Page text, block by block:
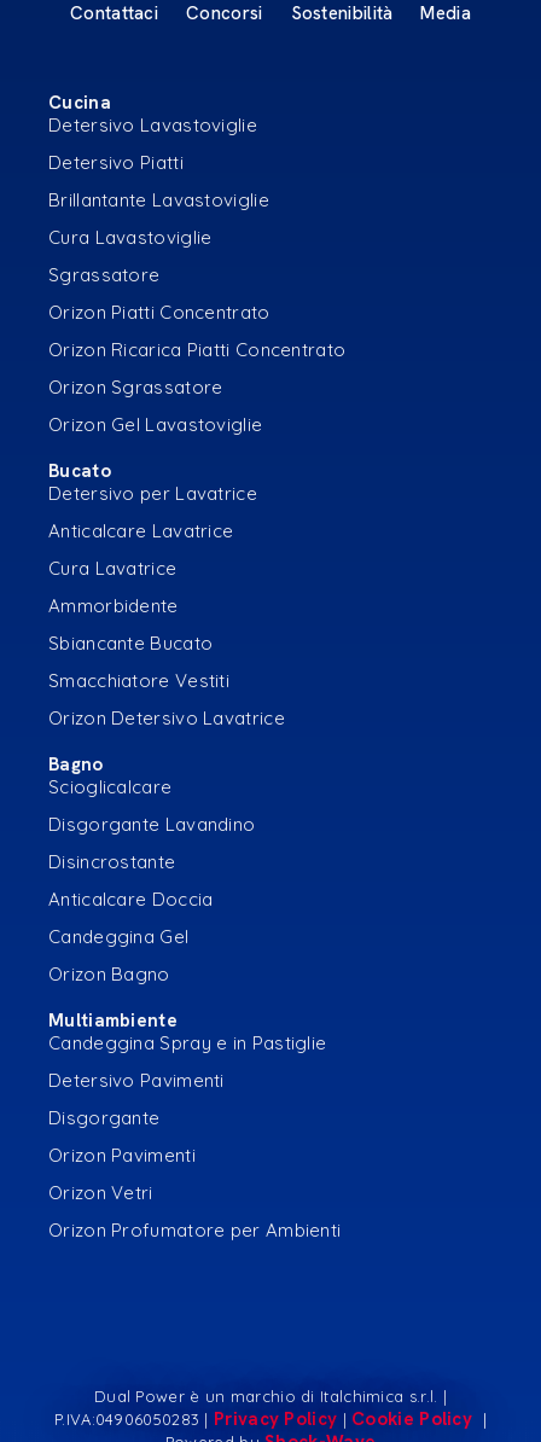
Contattaci Concorsi Sostenibilità Media
Cucina
Detersivo Lavastoviglie
Detersivo Piatti
Brillantante Lavastoviglie
Cura Lavastoviglie
Sgrassatore
Orizon Piatti Concentrato
Orizon Ricarica Piatti Concentrato
Orizon Sgrassatore
Orizon Gel Lavastoviglie
Bucato
Detersivo per Lavatrice
Anticalcare Lavatrice
Cura Lavatrice
Ammorbidente
Sbiancante Bucato
Smacchiatore Vestiti
Orizon Detersivo Lavatrice
Bagno
Scioglicalcare
Disgorgante Lavandino
Disincrostante
Anticalcare Doccia
Candeggina Gel
Orizon Bagno
Multiambiente
Candeggina Spray e in Pastiglie
Detersivo Pavimenti
Disgorgante
Orizon Pavimenti
Orizon Vetri
Orizon Profumatore per Ambienti
Dual Power è un marchio di Italchimica s.r.l. |
P.IVA:04906050283 | Privacy Policy | Cookie Policy
|